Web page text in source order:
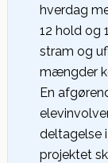
hverdag
12 hold og
stram og
mængder
En
deltagelse
projektet